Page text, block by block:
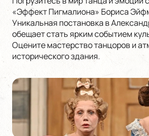
«Эффект Пигмалиона» Бориса
Уникальная постановка в
обещает стать ярким событием
Оцените мастерство танцоров и
исторического здания.